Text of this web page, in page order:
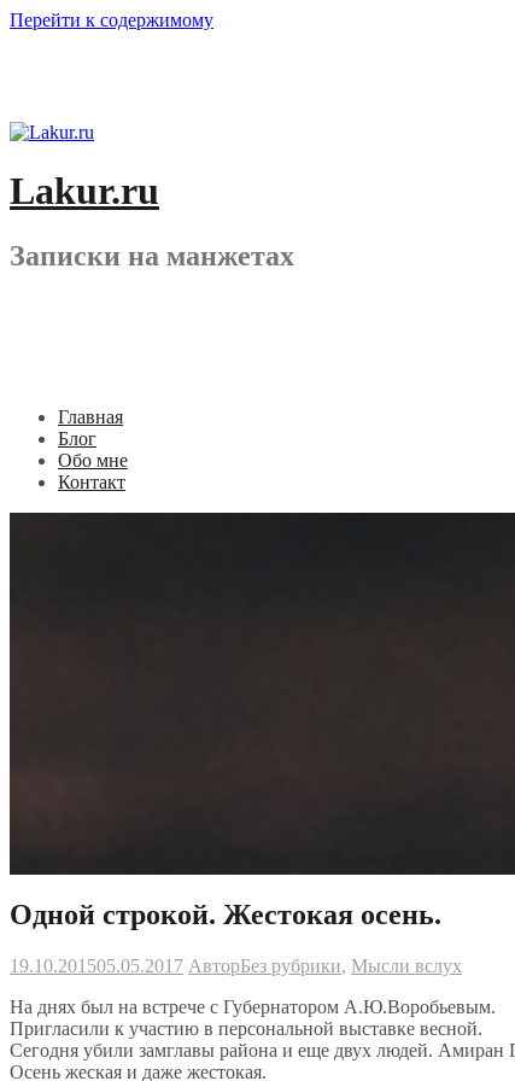
Перейти к содержимому
Lakur.ru
Записки на манжетах
Главная
Блог
Обо мне
Контакт
Одной строкой. Жестокая осень.
19.10.201505.05.2017 АвторБез рубрики, Мысли вслух
На днях был на встрече с Губернатором А.Ю.Воробьевым.
Пригласили к участию в персональной выставке весной.
Сегодня убили замглавы района и еще двух людей. Амиран
Осень жеская и даже жестокая.